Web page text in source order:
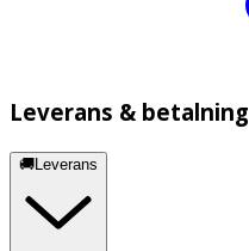
Leverans & betalning
🚚Leverans